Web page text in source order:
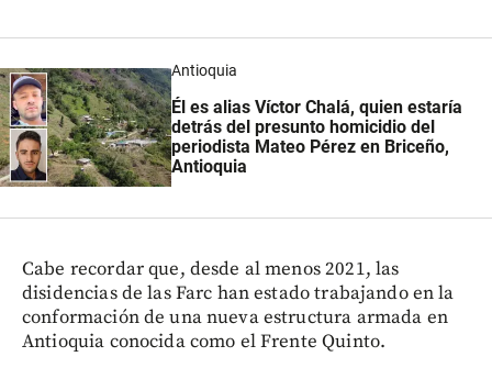
Antioquia
Él es alias Víctor Chalá, quien estaría
detrás del presunto homicidio del
periodista Mateo Pérez en Briceño,
Antioquia
Cabe recordar que, desde al menos 2021, las
disidencias de las Farc han estado trabajando en la
conformación de una nueva estructura armada en
Antioquia conocida como el Frente Quinto.